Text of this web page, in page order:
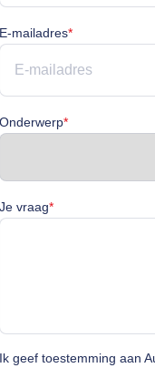
E-mailadres*E-mailadres is
Onderwerp*Onderwerp is
Je vraag*Je vraag is
Ik geef toestemming aan